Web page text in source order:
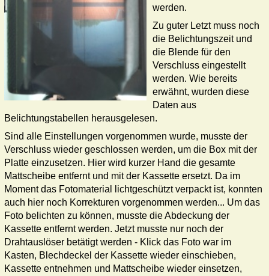
werden.
Zu guter Letzt muss noch
die Belichtungszeit und
die Blende für den
Verschluss eingestellt
werden. Wie bereits
erwähnt, wurden diese
Daten aus
Belichtungstabellen herausgelesen.
Sind alle Einstellungen vorgenommen wurde, musste der
Verschluss wieder geschlossen werden, um die Box mit der
Platte einzusetzen. Hier wird kurzer Hand die gesamte
Mattscheibe entfernt und mit der Kassette ersetzt. Da im
Moment das Fotomaterial lichtgeschützt verpackt ist, konnten
auch hier noch Korrekturen vorgenommen werden... Um das
Foto belichten zu können, musste die Abdeckung der
Kassette entfernt werden. Jetzt musste nur noch der
Drahtauslöser betätigt werden - Klick das Foto war im
Kasten, Blechdeckel der Kassette wieder einschieben,
Kassette entnehmen und Mattscheibe wieder einsetzen,